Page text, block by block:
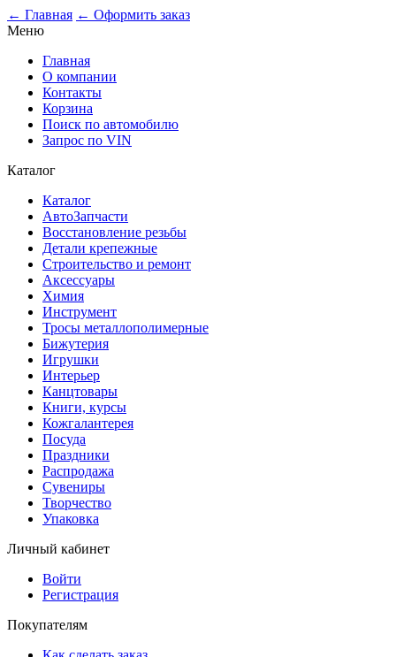
← Главная ← Оформить заказ
Меню
Главная
О компании
Контакты
Корзина
Поиск по автомобилю
Запрос по VIN
Каталог
Каталог
АвтоЗапчасти
Восстановление резьбы
Детали крепежные
Строительство и ремонт
Аксессуары
Химия
Инструмент
Тросы металлополимерные
Бижутерия
Игрушки
Интерьер
Канцтовары
Книги, курсы
Кожгалантерея
Посуда
Праздники
Распродажа
Сувениры
Творчество
Упаковка
Личный кабинет
Войти
Регистрация
Покупателям